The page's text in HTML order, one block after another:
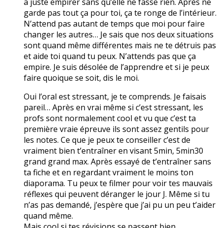
garde pas tout ça pour toi, ça te ronge de l’intérieur.
N’attend pas autant de temps que moi pour faire
changer les autres… Je sais que nos deux situations
sont quand même différentes mais ne te détruis pas
et aide toi quand tu peux. N’attends pas que ça
empire. Je suis désolée de l’apprendre et si je peux
faire quoique se soit, dis le moi.
Oui l’oral est stressant, je te comprends. Je faisais
pareil… Après en vrai même si c’est stressant, les
profs sont normalement cool et vu que c’est ta
première vraie épreuve ils sont assez gentils pour
les notes. Ce que je peux te conseiller c’est de
vraiment bien t’entraîner en visant 5min, 5min30
grand grand max. Après essayé de t’entraîner sans
ta fiche et en regardant vraiment le moins ton
diaporama. Tu peux te filmer pour voir tes mauvais
réflexes qui peuvent déranger le jour J. Même si tu
n’as pas demandé, j’espère que j’ai pu un peu t’aider
quand même.